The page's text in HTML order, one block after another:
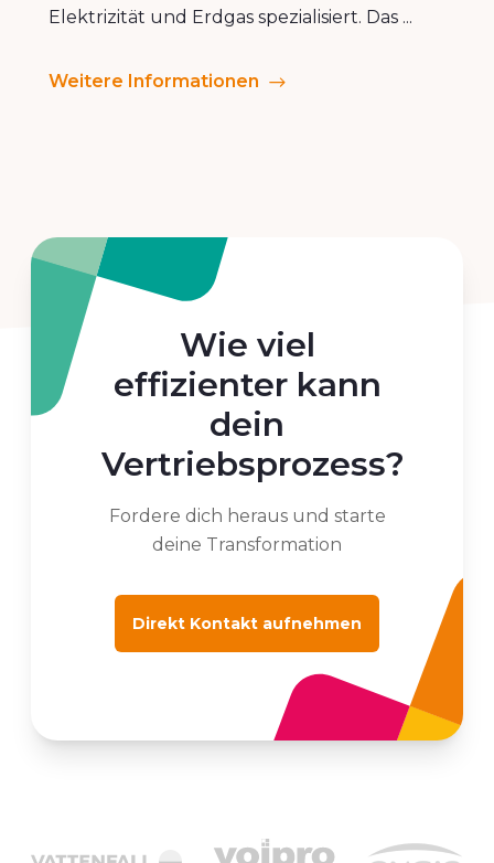
Elektrizität und Erdgas spezialisiert. Das ...
Weitere Informationen
Wie viel
effizienter kann
dein
Vertriebsprozess?
Fordere dich heraus und starte
deine Transformation
Direkt Kontakt aufnehmen